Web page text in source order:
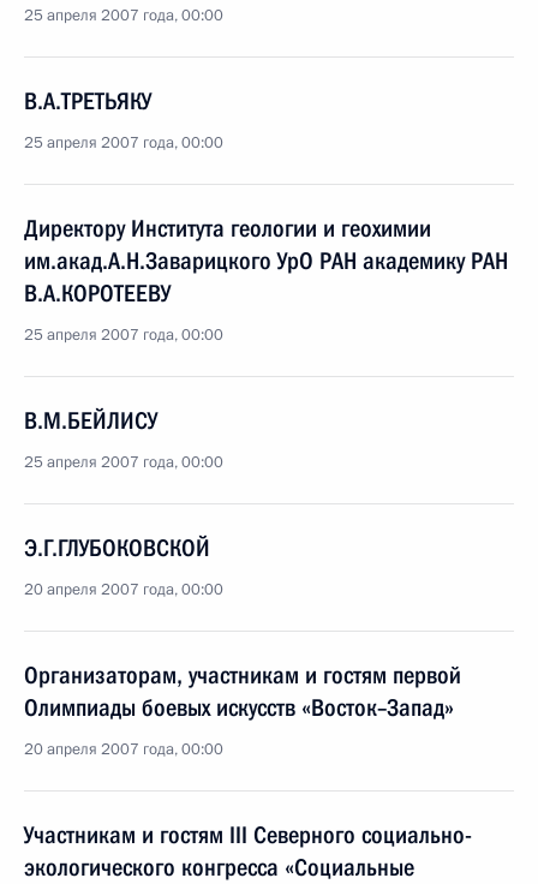
25 апреля 2007 года, 00:00
В.А.ТРЕТЬЯКУ
25 апреля 2007 года, 00:00
Директору Института геологии и геохимии
им.акад.А.Н.Заварицкого УрО РАН академику РАН
В.А.КОРОТЕЕВУ
25 апреля 2007 года, 00:00
В.М.БЕЙЛИСУ
25 апреля 2007 года, 00:00
Э.Г.ГЛУБОКОВСКОЙ
20 апреля 2007 года, 00:00
Организаторам, участникам и гостям первой
Олимпиады боевых искусств «Восток–Запад»
20 апреля 2007 года, 00:00
Участникам и гостям III Северного социально-
экологического конгресса «Социальные